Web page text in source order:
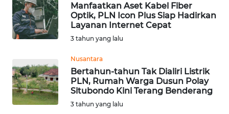
Manfaatkan Aset Kabel Fiber
Optik, PLN Icon Plus Siap Hadirkan
Layanan Internet Cepat
3 tahun yang lalu
Nusantara
Bertahun-tahun Tak Dialiri Listrik
PLN, Rumah Warga Dusun Polay
Situbondo Kini Terang Benderang
3 tahun yang lalu
WN
BINTAN
WN
LIKUPANG